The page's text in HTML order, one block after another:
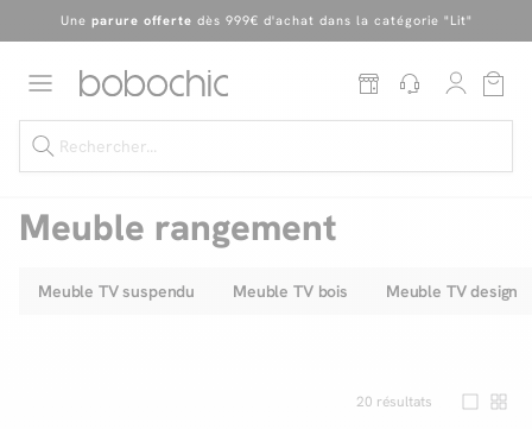
En ce moment, profitez d'untapis offert dès 1299€ de canapé
Excellent
Uneparure offerte
Dernière chance jusqu'à -50%
Meuble rangement
Meuble TV suspendu Meuble TV bois Meuble TV design
20 résultats